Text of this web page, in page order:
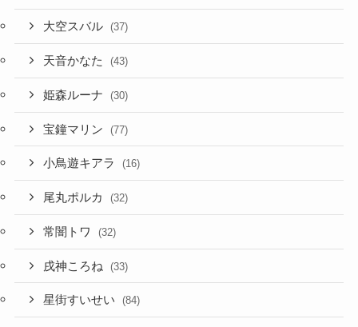
大空スバル (37)
天音かなた (43)
姫森ルーナ (30)
宝鐘マリン (77)
小鳥遊キアラ (16)
尾丸ポルカ (32)
常闇トワ (32)
戌神ころね (33)
星街すいせい (84)